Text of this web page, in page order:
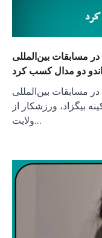
مسابقات بین‌المللی
دو مدال کسب کرد
مسابقات بین‌المللی
بیگزاد، ورزشکار از
ولایت…